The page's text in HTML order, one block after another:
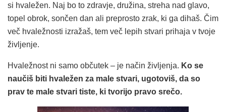
si hvaležen. Naj bo to zdravje, družina, streha nad glavo,
topel obrok, sončen dan ali preprosto zrak, ki ga dihaš. Čim
več hvaležnosti izražaš, tem več lepih stvari prihaja v tvoje
življenje.
Hvaležnost ni samo občutek – je način življenja. Ko se
naučiš biti hvaležen za male stvari, ugotoviš, da so
prav te male stvari tiste, ki tvorijo pravo srečo.